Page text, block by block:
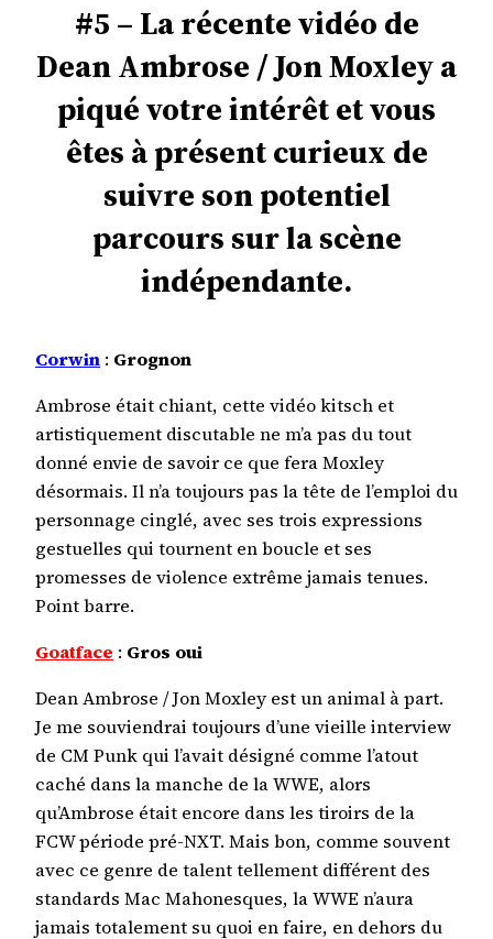
#5 – La récente vidéo de
Dean Ambrose / Jon Moxley a
piqué votre intérêt et vous
êtes à présent curieux de
suivre son potentiel
parcours sur la scène
indépendante.
Corwin : Grognon
Ambrose était chiant, cette vidéo kitsch et
artistiquement discutable ne m’a pas du tout
donné envie de savoir ce que fera Moxley
désormais. Il n’a toujours pas la tête de l’emploi du
personnage cinglé, avec ses trois expressions
gestuelles qui tournent en boucle et ses
promesses de violence extrême jamais tenues.
Point barre.
Goatface : Gros oui
Dean Ambrose / Jon Moxley est un animal à part.
Je me souviendrai toujours d’une vieille interview
de CM Punk qui l’avait désigné comme l’atout
caché dans la manche de la WWE, alors
qu’Ambrose était encore dans les tiroirs de la
FCW période pré-NXT. Mais bon, comme souvent
avec ce genre de talent tellement différent des
standards Mac Mahonesques, la WWE n’aura
jamais totalement su quoi en faire, en dehors du